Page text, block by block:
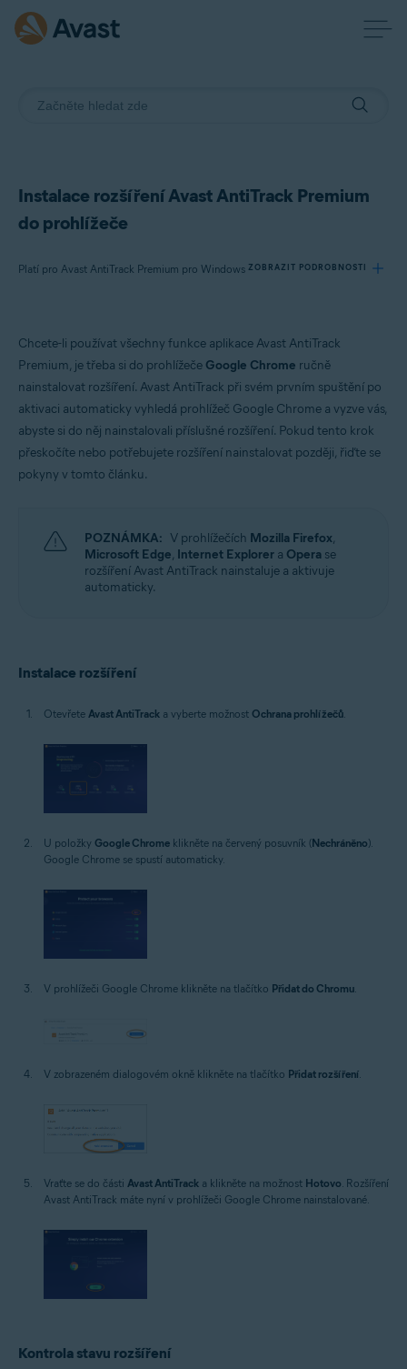
Instalace rozšíření Avast AntiTrack Premium
do prohlížeče
Platí pro Avast AntiTrack Premium pro Windows ZOBRAZIT PODROBNOSTI
Produkty:
Avast AntiTrack Premium 2.x pro Windows
Microsoft Windows 11 Home / Pro / Enterprise / Education
Microsoft Windows 8.1 / Pro / Enterprise – 32/64bitový
Microsoft Windows 8 / Pro / Enterprise – 32/64bitový
Chcete-li používat všechny funkce aplikace Avast AntiTrack
Premium, je třeba si do prohlížeče Google Chrome ručně
nainstalovat rozšíření. Avast AntiTrack při svém prvním spuštění po
aktivaci automaticky vyhledá prohlížeč Google Chrome a vyzve vás,
abyste si do něj nainstalovali příslušné rozšíření. Pokud tento krok
přeskočíte nebo potřebujete rozšíření nainstalovat později, řiďte se
pokyny v tomto článku.
POZNÁMKA: V prohlížečích Mozilla Firefox,
Microsoft Edge, Internet Explorer a Opera se
rozšíření Avast AntiTrack nainstaluje a aktivuje
automaticky.
Instalace rozšíření
Otevřete Avast AntiTrack a vyberte možnost Ochrana prohlížečů.
U položky Google Chrome klikněte na červený posuvník (Nechráněno).
Google Chrome se spustí automaticky.
V prohlížeči Google Chrome klikněte na tlačítko Přidat do Chromu.
V zobrazeném dialogovém okně klikněte na tlačítko Přidat rozšíření.
Vraťte se do části Avast AntiTrack a klikněte na možnost Hotovo. Rozšíření
Avast AntiTrack máte nyní v prohlížeči Google Chrome nainstalované.
Kontrola stavu rozšíření